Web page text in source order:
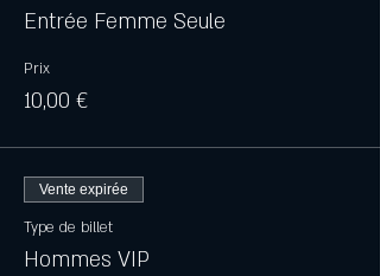
Entrée Femme Seule
Prix
10,00 €
Vente expirée
Type de billet
Hommes VIP